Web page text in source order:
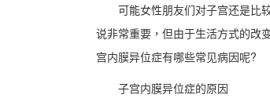
可能女性朋友们对子宫还是比较
说非常重要，但由于生活方式的改
宫内膜异位症有哪些常见病因呢?
子宫内膜异位症的原因